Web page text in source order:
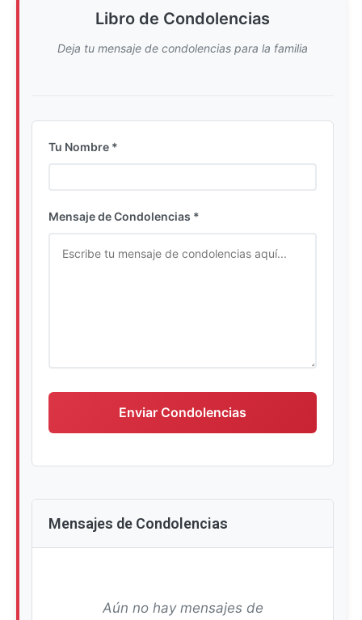
Libro de Condolencias
Deja tu mensaje de condolencias para la familia
Tu Nombre *
Mensaje de Condolencias *
Enviar Condolencias
Mensajes de Condolencias
Aún no hay mensajes de